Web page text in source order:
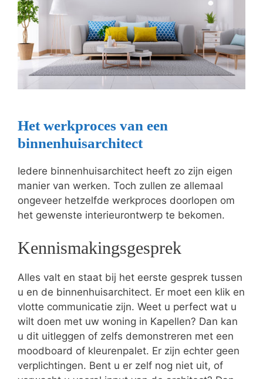
Het werkproces van een
binnenhuisarchitect
Iedere binnenhuisarchitect heeft zo zijn eigen
manier van werken. Toch zullen ze allemaal
ongeveer hetzelfde werkproces doorlopen om
het gewenste interieurontwerp te bekomen.
Kennismakingsgesprek
Alles valt en staat bij het eerste gesprek tussen
u en de binnenhuisarchitect. Er moet een klik en
vlotte communicatie zijn. Weet u perfect wat u
wilt doen met uw woning in Kapellen? Dan kan
u dit uitleggen of zelfs demonstreren met een
moodboard of kleurenpalet. Er zijn echter geen
verplichtingen. Bent u er zelf nog niet uit, of